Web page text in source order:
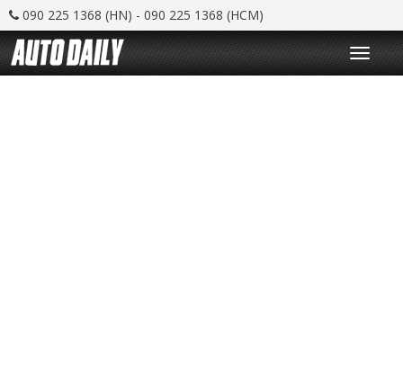
090 225 1368 (HN) - 090 225 1368 (HCM)
T
o
g